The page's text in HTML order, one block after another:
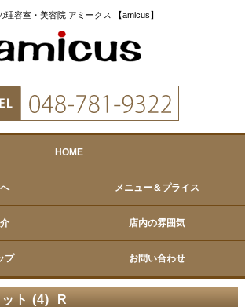
理容室・美容院 アミークス 【amicus】
HOME
メニュー＆プライス
店内の雰囲気
プ お問い合わせ
ト (4)_R